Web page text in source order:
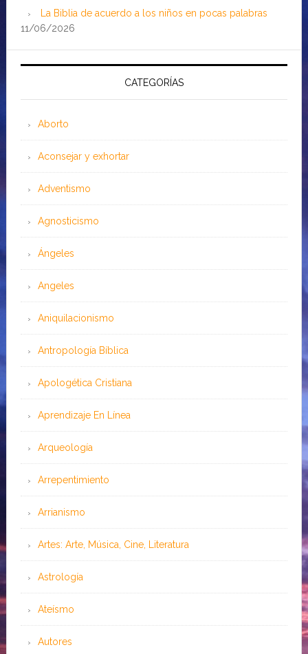
La Biblia de acuerdo a los niños en pocas palabras
11/06/2026
CATEGORÍAS
Aborto
Aconsejar y exhortar
Adventismo
Agnosticismo
Ángeles
Angeles
Aniquilacionismo
Antropología Bíblica
Apologética Cristiana
Aprendizaje En Línea
Arqueología
Arrepentimiento
Arrianismo
Artes: Arte, Música, Cine, Literatura
Astrología
Ateísmo
Autores